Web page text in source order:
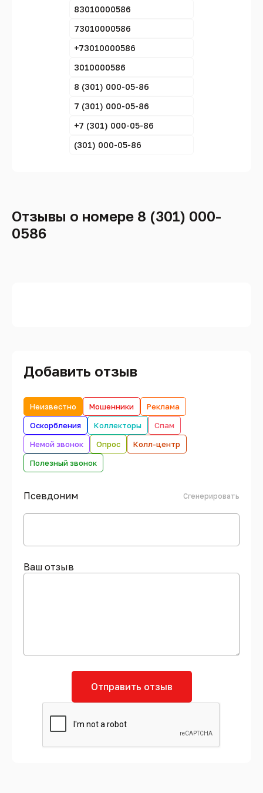
83010000586
73010000586
+73010000586
3010000586
8 (301) 000-05-86
7 (301) 000-05-86
+7 (301) 000-05-86
(301) 000-05-86
Отзывы о номере 8 (301) 000-
0586
Добавить отзыв
Неизвестно Мошенники
Реклама
Оскорбления
Коллекторы
Спам
Немой звонок
Опрос
Колл-центр
Полезный звонок
Псевдоним Сгенерировать
Ваш отзыв
Отправить отзыв